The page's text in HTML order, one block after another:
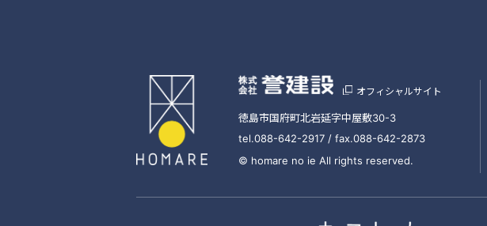
オフィシャルサイト
徳島市国府町北岩延字中屋敷30-3
tel.088-642-2917 / fax.088-642-2873
© homare no ie All rights reserved.